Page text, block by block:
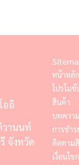
ออิ
วานนท์
จังหวัด
หน้าหลัก
โปรโมชั่
สินค้า
บทความ
การชำร
ติดตาม
เงื่อนไ